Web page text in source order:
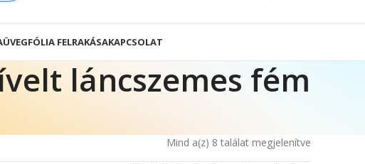
ÜVEGFÓLIA FELRAKÁSAKAPCSOLAT
láncszemes fém
Mind a(z) 8 találat megjelenítve